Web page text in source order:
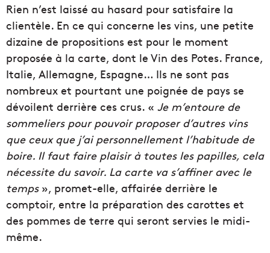
Rien n’est laissé au hasard pour satisfaire la
clientèle. En ce qui concerne les vins, une petite
dizaine de propositions est pour le moment
proposée à la carte, dont le Vin des Potes. France,
Italie, Allemagne, Espagne… Ils ne sont pas
nombreux et pourtant une poignée de pays se
dévoilent derrière ces crus. « Je m’entoure de
sommeliers pour pouvoir proposer d’autres vins
que ceux que j’ai personnellement l’habitude de
boire. Il faut faire plaisir à toutes les papilles, cela
nécessite du savoir. La carte va s’affiner avec le
temps», promet-elle, affairée derrière le
comptoir, entre la préparation des carottes et
des pommes de terre qui seront servies le midi-
même.